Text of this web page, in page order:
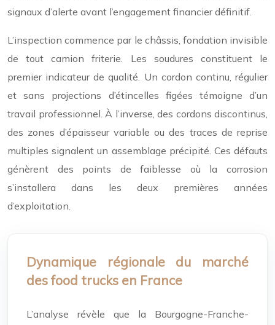
signaux d’alerte avant l’engagement financier définitif.
L’inspection commence par le châssis, fondation invisible
de tout camion friterie. Les soudures constituent le
premier indicateur de qualité. Un cordon continu, régulier
et sans projections d’étincelles figées témoigne d’un
travail professionnel. À l’inverse, des cordons discontinus,
des zones d’épaisseur variable ou des traces de reprise
multiples signalent un assemblage précipité. Ces défauts
génèrent des points de faiblesse où la corrosion
s’installera dans les deux premières années
d’exploitation.
Dynamique régionale du marché
des food trucks en France
L’analyse révèle que la Bourgogne-Franche-